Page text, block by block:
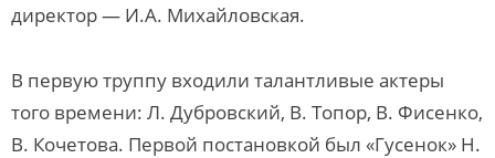
директор — И.А. Михайловская.
В первую труппу входили талантливые актеры
того времени: Л. Дубровский, В. Топор, В. Фисенко,
В. Кочетова. Первой постановкой был «Гусенок» Н.